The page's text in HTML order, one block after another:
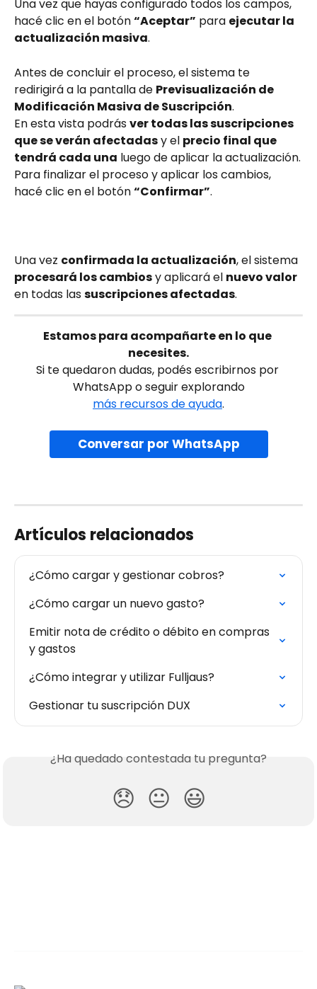
Una vez que hayas configurado todos los campos,
hacé clic en el botón “Aceptar” para ejecutar la
actualización masiva.
Antes de concluir el proceso, el sistema te
redirigirá a la pantalla de Previsualización de
Modificación Masiva de Suscripción.
En esta vista podrás ver todas las suscripciones
que se verán afectadas y el precio final que
tendrá cada una luego de aplicar la actualización.
Para finalizar el proceso y aplicar los cambios,
hacé clic en el botón “Confirmar”.
Una vez confirmada la actualización, el sistema
procesará los cambios y aplicará el nuevo valor
en todas las suscripciones afectadas.
Estamos para acompañarte en lo que
necesites.
Si te quedaron dudas, podés escribirnos por
WhatsApp o seguir explorando
más recursos de ayuda.
Conversar por WhatsApp
Artículos relacionados
¿Cómo cargar y gestionar cobros?
¿Cómo cargar un nuevo gasto?
Emitir nota de crédito o débito en compras
y gastos
¿Cómo integrar y utilizar Fulljaus?
Gestionar tu suscripción DUX
¿Ha quedado contestada tu pregunta?
😞 😐 😃